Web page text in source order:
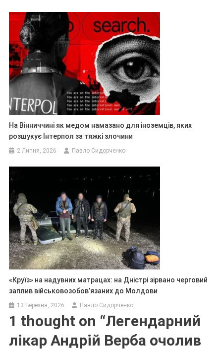
На Вінниччині як медом намазано для іноземців, яких
розшукує Інтерпол за тяжкі злочини
2 Липня, 2026 Павло Сидорченко
«Круїз» на надувних матрацах: на Дністрі зірвано черговий
заплив військовозобов’язаних до Молдови
13 Березня, 2026 Павло Сидорченко
1 thought on “Легендарний
лікар Андрій Верба очолив